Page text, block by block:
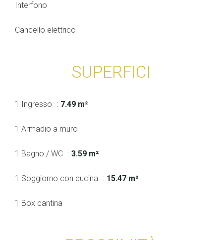
Interfono
Cancello elettrico
SUPERFICI
1 Ingresso 7.49 m²
1 Armadio a muro
1 Bagno / WC 3.59 m²
1 Soggiorno con cucina 15.47 m²
1 Box cantina